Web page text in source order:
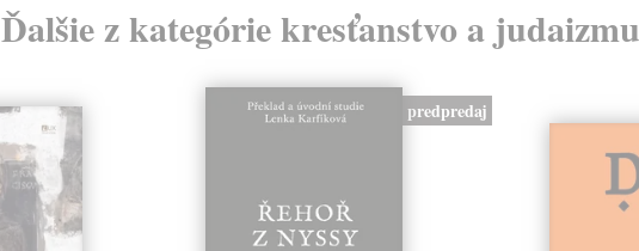
Ďalšie z kategórie kresťanstvo a
predpredaj